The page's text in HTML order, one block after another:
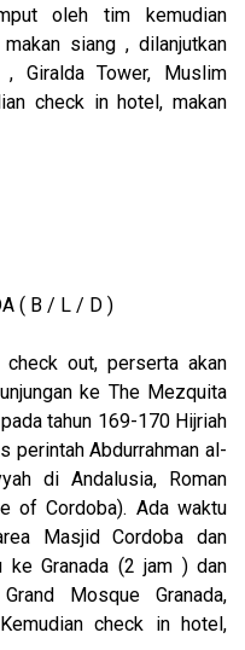
oleh tim kemudian
siang , dilanjutkan
Giralda Tower, Muslim
check in hotel, makan
( B / L / D )
out, perserta akan
ke The Mezquita
tahun 169-170 Hijriah
perintah Abdurrahman al-
di Andalusia, Roman
of Cordoba). Ada waktu
Masjid Cordoba dan
ke Granada (2 jam ) dan
Mosque Granada,
check in hotel,